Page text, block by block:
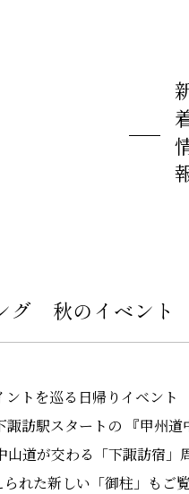
新
グ 秋のイベント
トを巡る日帰りイベン
訪駅スタートの 『甲州
道が交わる「下諏訪宿」
れた新しい「御柱」もご